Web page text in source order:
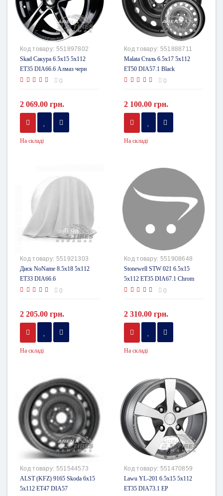
Код товару: 551897802
Skad Сакура 6.5x15 5x112
ET35 DIA66.6 Алмаз черн
0
2 069.00 грн.
На складі
Код товару: 551888711
Malata Сталь 6.5x17 5x112
ET50 DIA57.1 Black
0
2 100.00 грн.
На складі
Код товару: 551921303
Диск NoName 8.5x18 5x112
ET33 DIA66.6
0
2 205.00 грн.
На складі
Код товару: 551908648
Stonewell STW 021 6.5x15
5x112 ET35 DIA67.1 Chrom
0
2 310.00 грн.
На складі
Код товару: 551544573
ALST (KFZ) 9165 Skoda 6x15
5x112 ET47 DIA57
Код товару: 551470859
Lawu YL-201 6.5x15 5x112
ET35 DIA73.1 EP